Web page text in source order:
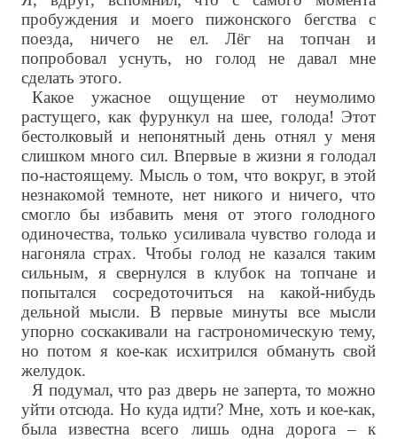
пробуждения и моего пижонского бегства с
поезда, ничего не ел. Лёг на топчан и
попробовал уснуть, но голод не давал мне
сделать этого.
Какое ужасное ощущение от неумолимо
растущего, как фурункул на шее, голода! Этот
бестолковый и непонятный день отнял у меня
слишком много сил. Впервые в жизни я голодал
по-настоящему. Мысль о том, что вокруг, в этой
незнакомой темноте, нет никого и ничего, что
смогло бы избавить меня от этого голодного
одиночества, только усиливала чувство голода и
нагоняла страх. Чтобы голод не казался таким
сильным, я свернулся в клубок на топчане и
попытался сосредоточиться на какой-нибудь
дельной мысли. В первые минуты все мысли
упорно соскакивали на гастрономическую тему,
но потом я кое-как исхитрился обмануть свой
желудок.
Я подумал, что раз дверь не заперта, то можно
уйти отсюда. Но куда идти? Мне, хоть и кое-как,
была известна всего лишь одна дорога – к